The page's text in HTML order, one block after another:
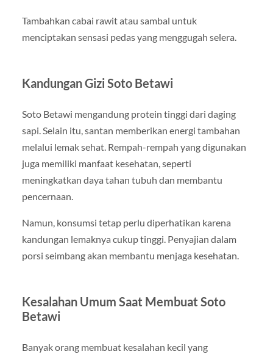
Tambahkan cabai rawit atau sambal untuk
menciptakan sensasi pedas yang menggugah selera.
Kandungan Gizi Soto Betawi
Soto Betawi mengandung protein tinggi dari daging
sapi. Selain itu, santan memberikan energi tambahan
melalui lemak sehat. Rempah-rempah yang digunakan
juga memiliki manfaat kesehatan, seperti
meningkatkan daya tahan tubuh dan membantu
pencernaan.
Namun, konsumsi tetap perlu diperhatikan karena
kandungan lemaknya cukup tinggi. Penyajian dalam
porsi seimbang akan membantu menjaga kesehatan.
Kesalahan Umum Saat Membuat Soto
Betawi
Banyak orang membuat kesalahan kecil yang